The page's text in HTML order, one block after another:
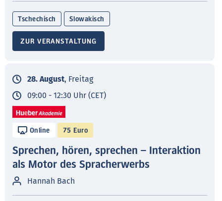
Tschechisch Slowakisch
ZUR VERANSTALTUNG
28. August, Freitag
09:00 - 12:30 Uhr (CET)
Online 75 Euro
Sprechen, hören, sprechen – Interaktion
als Motor des Spracherwerbs
Hannah Bach